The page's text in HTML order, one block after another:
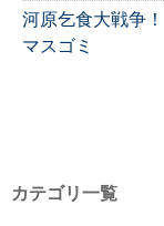
河原乞食大戦争
マスゴミ
カテゴリ一覧